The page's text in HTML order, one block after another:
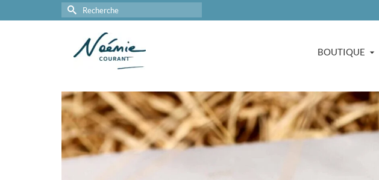
Rechercher :
BOUTIQUE